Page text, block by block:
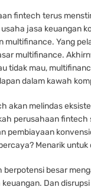
fintech terus
jasa keuangan
multifinance. Yang
multifinance.
tidak mau,
dalam kawah
akan melindas
perusahaan fintech
pembiayaan
Menarik untuk
berpotensi besar
Dan